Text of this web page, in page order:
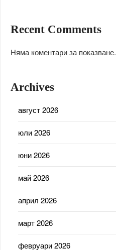
Recent Comments
Няма коментари за показване.
Archives
август 2026
юли 2026
юни 2026
май 2026
април 2026
март 2026
февруари 2026